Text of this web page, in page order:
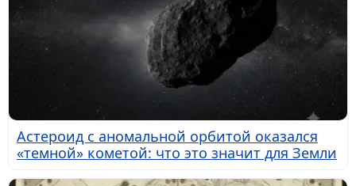
Астероид с аномальной орбитой оказался
«темной» кометой: что это значит для Земли